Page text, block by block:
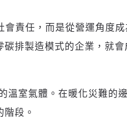
責任，而是從營運角度
排製造模式的企業，就
溫室氣體。在暖化災難的
段。
構，讓多元領域交流更有脈絡化
宗教、性別等身份，發表歧視言